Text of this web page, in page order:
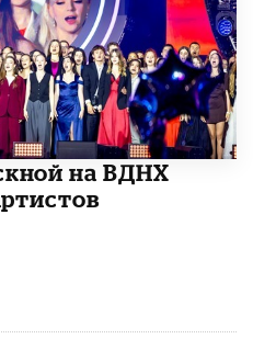
на ВДНХ